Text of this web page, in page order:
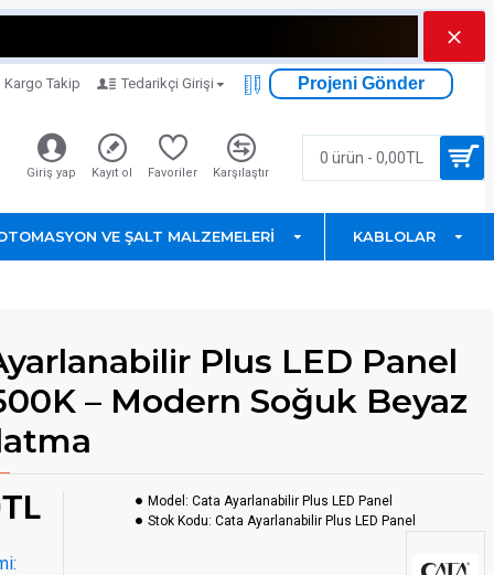
Kargo Takip Tedarikçi Girişi Projeni Gönder
Giriş yap Kayıt ol Favoriler Karşılaştır
0 ürün - 0,00TL
VE ŞALT MALZEMELERI KABLOLAR
Plus LED Panel
– Modern Soğuk Beyaz
Model: Cata Ayarlanabilir Plus LED Panel
Stok Kodu: Cata Ayarlanabilir Plus LED Panel